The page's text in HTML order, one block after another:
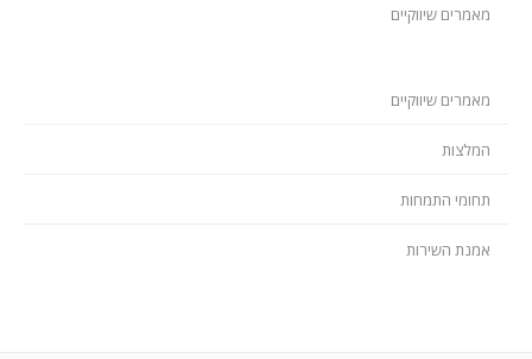
מאמרים שיווקיים
מאמרים שיווקיים
המלצות
תחומי התמחות
אמנת השירות